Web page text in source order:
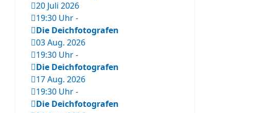
20 Juli 2026
19:30 Uhr-
Die Deichfotografen
03 Aug. 2026
19:30 Uhr-
Die Deichfotografen
17 Aug. 2026
19:30 Uhr-
Die Deichfotografen